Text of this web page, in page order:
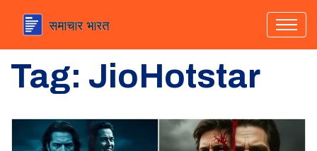
Tag: JioHotstar